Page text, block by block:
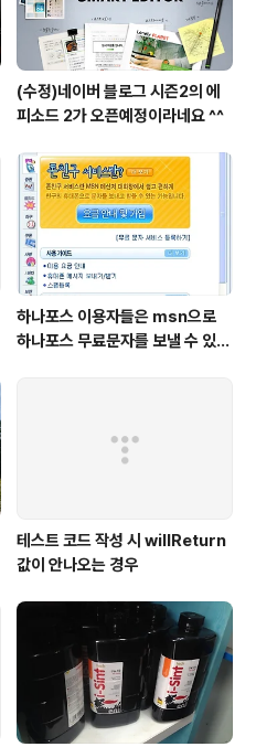
(수정)네이버 블로그 시즌2의 에
피소드 2가 오픈예정이라네요 ^^
하나포스 이용자들은 msn으로
하나포스 무료문자를 보낼 수 있게
테스트 코드 작성 시 willReturn
값이 안나오는 경우